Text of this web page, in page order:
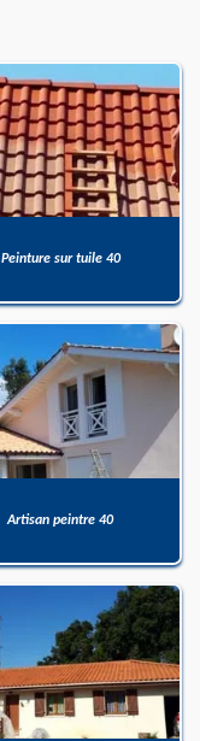
Peinture sur tuile 40
Artisan peintre 40